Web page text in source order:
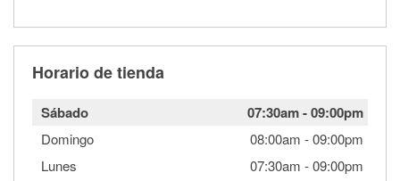
Horario de tienda
Sábado 07:30am-09:00pm
Domingo 08:00am -09:00pm
Lunes
07:30am -09:00pm